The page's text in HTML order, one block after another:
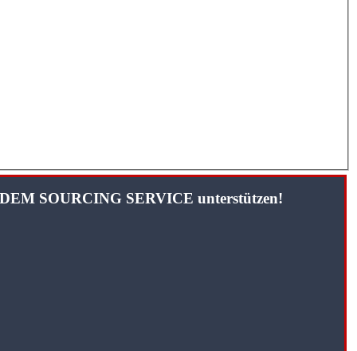
SOURCING SERVICE unterstützen!